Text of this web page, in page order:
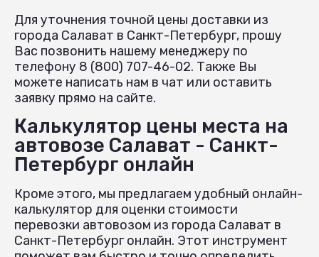
Для уточнения точной цены доставки из
города Салават в Санкт-Петербург, прошу
Вас позвонить нашему менеджеру по
телефону 8 (800) 707-46-02. Также Вы
можете написать нам в чат или оставить
заявку прямо на сайте.
Калькулятор цены места на
автовозе Салават - Санкт-
Петербург онлайн
Кроме этого, мы предлагаем удобный онлайн-
калькулятор для оценки стоимости
перевозки автовозом из города Салават в
Санкт-Петербург онлайн. Этот инструмент